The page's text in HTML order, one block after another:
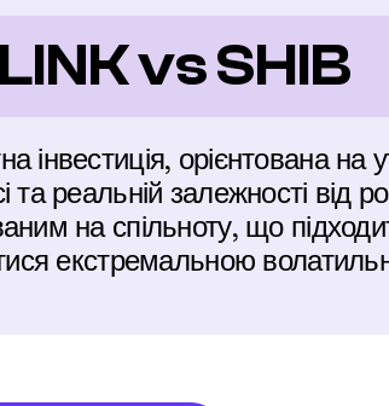
vs SHIB
орієнтована на
та реальній залежності від
на спільноту, що
екстремальною